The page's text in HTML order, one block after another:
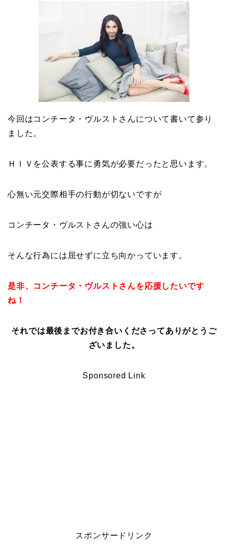
今回はコンチータ・ヴルストさんについて書いて参り
ました。
ＨＩＶを公表する事に勇気が必要だったと思います。
心無い元交際相手の行動が切ないですが
コンチータ・ヴルストさんの強い心は
そんな行為には屈せずに立ち向かっています。
是非、コンチータ・ヴルストさんを応援したいです
ね！
それでは最後までお付き合いくださってありがとうご
ざいました。
Sponsored Link
スポンサードリンク